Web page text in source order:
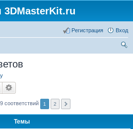
Вход
Регистрация
соответствий 1 2
Темы